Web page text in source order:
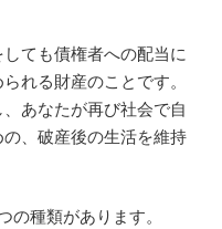
ても債権者への配当に
れる財産のことです。
あなたが再び社会で自
、破産後の生活を維持
種類があります。